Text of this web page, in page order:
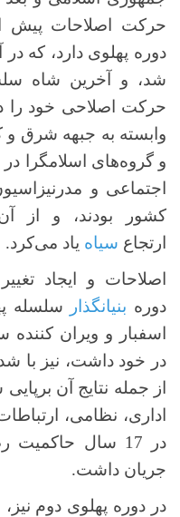
حرکت اصلاحات پیش
دوره پهلوی دارد، که
شد، و آخرین شاه
حرکت اصلاحی خود
وابسته به جبهه شرق و
و گروه‌های اسلامگرا
اجتماعی و
کشور بودند، و از
ارتجاع سیاه یاد می‌کرد.
اصلاحات و ایجاد
دوره بنیانگذار
سلسله
اسفبار و ویران
در خود داشت، نیز با
از جمله نتایج آن
اداری، نظامی،
در 17 سال
جریان داشت.
در دوره پهلوی دوم نیز،